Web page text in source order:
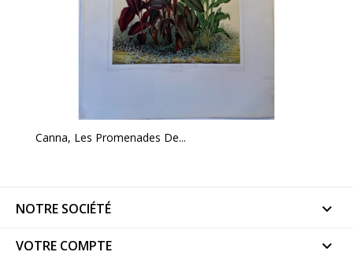
Canna, Les Promenades De...
NOTRE SOCIÉTÉ 
VOTRE COMPTE 